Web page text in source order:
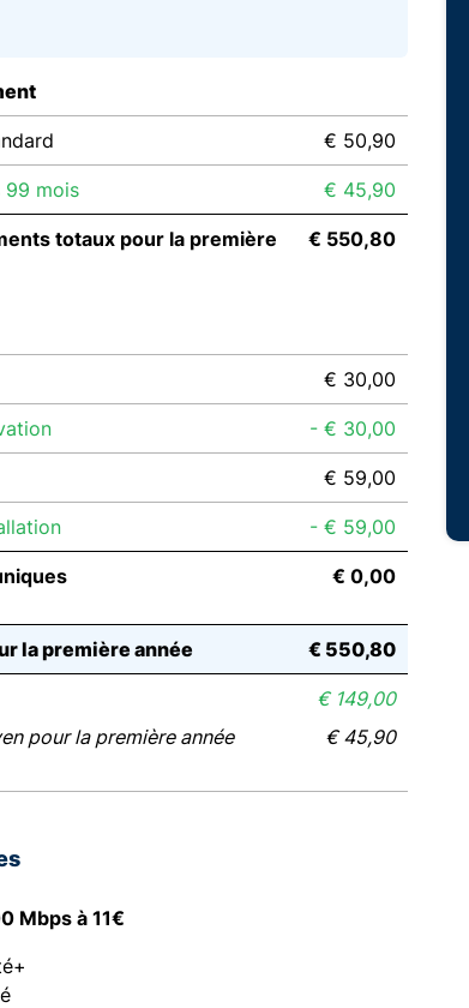
€ 50,90
99 mois € 45,90
totaux pour la première
€ 550,80
€ 30,00
- € 30,00
€ 59,00
- € 59,00
€ 0,00
la première année € 550,80
€ 149,00
pour la première année
€ 45,90
Mbps à 11€